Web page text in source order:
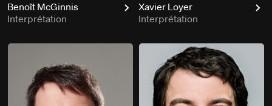
Benoît McGinnis
Interprétation
Xavier Loyer
Interprétation